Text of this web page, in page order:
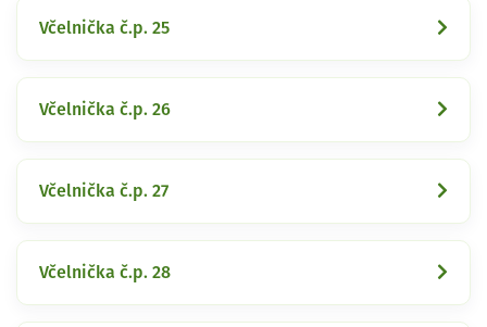
Včelnička č.p. 25
Včelnička č.p. 26
Včelnička č.p. 27
Včelnička č.p. 28